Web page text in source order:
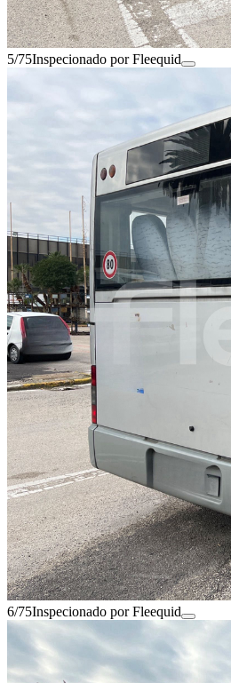
5/75Inspecionado por Fleequid
6/75Inspecionado por Fleequid